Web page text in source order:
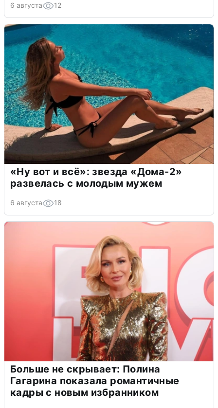
6 августа 12
«Ну вот и всё»: звезда «Дома-2»
развелась с молодым мужем
6 августа 18
Больше не скрывает: Полина
Гагарина показала романтичные
кадры с новым избранником